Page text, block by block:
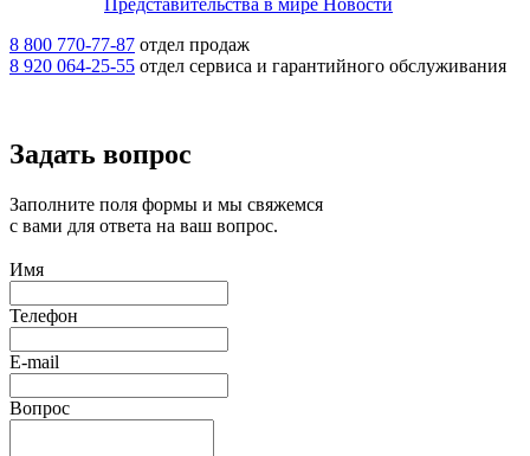
Представительства в мире Новости
8 800 770-77-87 отдел продаж
8 920 064-25-55 отдел сервиса и гарантийного обслуживания
Задать вопрос
Заполните поля формы и мы свяжемся
с вами для ответа на ваш вопрос.
Имя
Телефон
E-mail
Вопрос